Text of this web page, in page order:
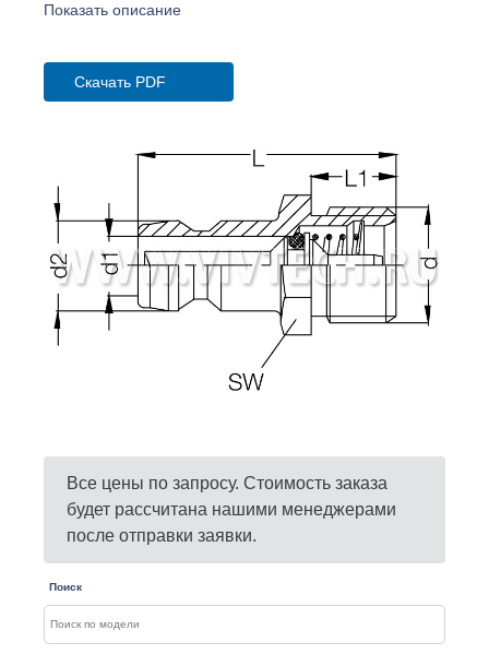
Показать описание
Скачать PDF
Все цены по запросу. Стоимость заказа
будет рассчитана нашими менеджерами
после отправки заявки.
Поиск